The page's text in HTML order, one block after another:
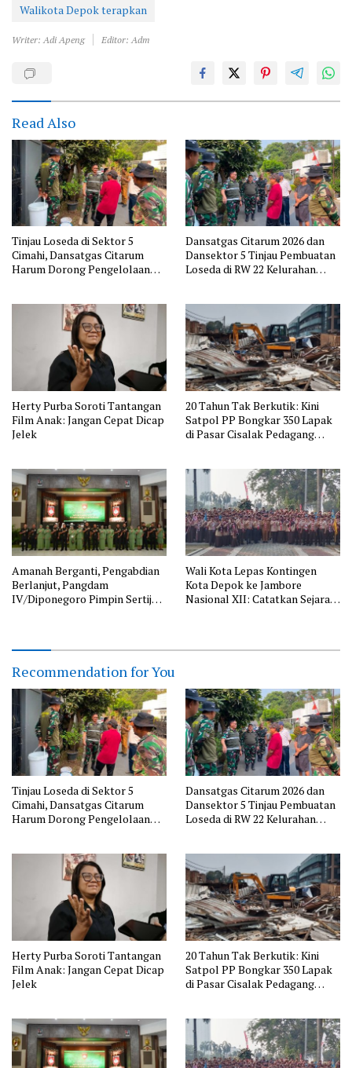
Walikota Depok terapkan
Writer: Adi Apeng Editor: Adm
Read Also
Tinjau Loseda di Sektor 5
Cimahi, Dansatgas Citarum
Harum Dorong Pengelolaan
Dansatgas Citarum 2026 dan
Dansektor 5 Tinjau Pembuatan
Loseda di RW 22 Kelurahan
Herty Purba Soroti Tantangan
Film Anak: Jangan Cepat Dicap
Jelek
20 Tahun Tak Berkutik: Kini
Satpol PP Bongkar 350 Lapak
di Pasar Cisalak Pedagang
Amanah Berganti, Pengabdian
Berlanjut, Pangdam
IV/Diponegoro Pimpin Sertijab
Wali Kota Lepas Kontingen
Kota Depok ke Jambore
Nasional XII: Catatkan Sejarah
Recommendation for You
Tinjau Loseda di Sektor 5
Cimahi, Dansatgas Citarum
Harum Dorong Pengelolaan
Dansatgas Citarum 2026 dan
Dansektor 5 Tinjau Pembuatan
Loseda di RW 22 Kelurahan
Herty Purba Soroti Tantangan
Film Anak: Jangan Cepat Dicap
Jelek
20 Tahun Tak Berkutik: Kini
Satpol PP Bongkar 350 Lapak
di Pasar Cisalak Pedagang